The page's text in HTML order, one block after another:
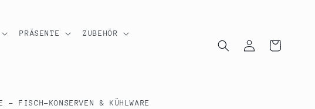
PRÄSENTE ZUBEHÖR
EinloggenWarenkorb
- FISCH-KONSERVEN & KÜHLWARE